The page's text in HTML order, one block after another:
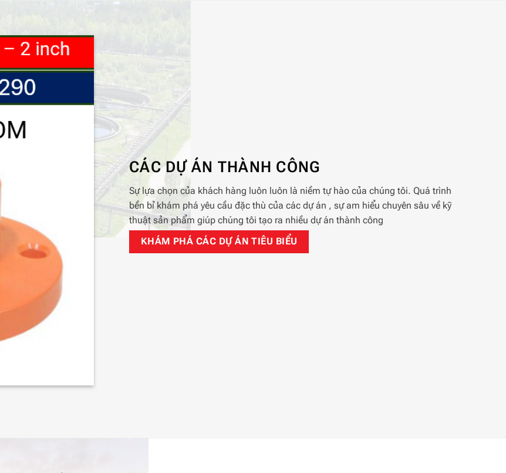
CÁC DỰ ÁN THÀNH CÔNG
Sự lựa chọn của khách hàng luôn luôn là niềm tự hào của chúng tôi. Quá trình
bền bỉ khám phá yêu cầu đặc thù của các dự án , sự am hiểu chuyên sâu về kỹ
thuật sản phẩm giúp chúng tôi tạo ra nhiều dự án thành công
KHÁM PHÁ CÁC DỰ ÁN TIÊU BIỂU